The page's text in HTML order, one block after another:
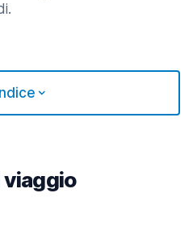
Indice
viaggio